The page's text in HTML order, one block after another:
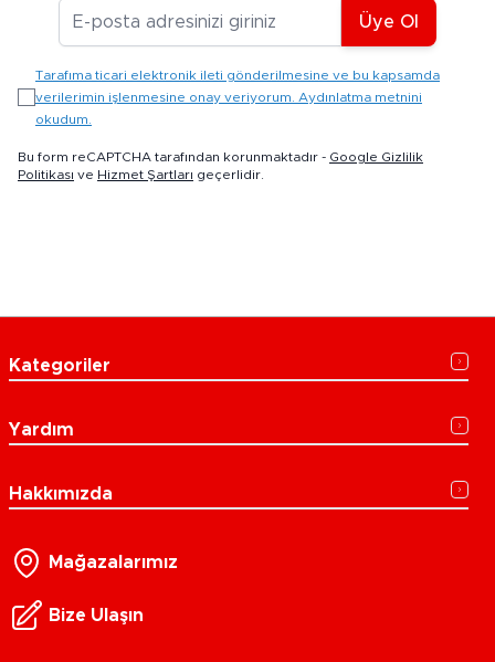
E-posta Adresiniz
Üye Ol
Tarafıma ticari elektronik ileti gönderilmesine ve bu kapsamda
verilerimin işlenmesine onay veriyorum. Aydınlatma metnini
okudum.
Bu form reCAPTCHA tarafından korunmaktadır - Google Gizlilik
Politikası ve Hizmet Şartları geçerlidir.
Kategoriler
Yardım
Hakkımızda
Mağazalarımız
Bize Ulaşın